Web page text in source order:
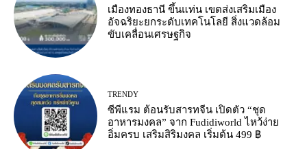
เมืองทองธานี ขึ้นแท่น เขตส่งเสริมเมือง
อัจฉริยะยกระดับเทคโนโลยี สิ่งแวดล้อม
ขับเคลื่อนเศรษฐกิจ
TRENDY
ซีพีแรม ต้อนรับสารทจีน เปิดตัว “ชุด
อาหารมงคล” จาก Fudidiworld ไหว้ง่าย
อิ่มครบ เสริมสิริมงคล เริ่มต้น 499 ฿